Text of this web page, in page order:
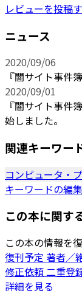
レビューを投稿
ニュース
2020/09/06
『闇サイト事件
2020/09/01
『闇サイト事件
始しました。
関連キーワー
コンピュータ・
キーワードの編集
この本に関す
この本の情報を
復刊予定 著者／
修正依頼二重登
詳細を見る